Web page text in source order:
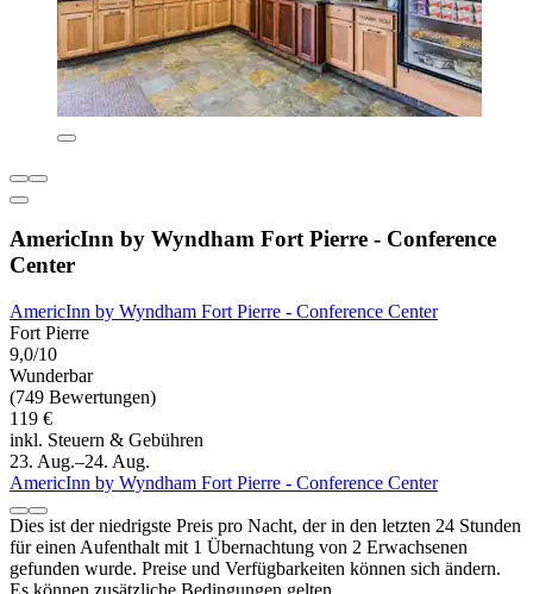
AmericInn by Wyndham Fort Pierre - Conference
Center
AmericInn by Wyndham Fort Pierre - Conference Center
Fort Pierre
9,0/10
Wunderbar
(749 Bewertungen)
119 €
inkl. Steuern & Gebühren
23. Aug.–24. Aug.
AmericInn by Wyndham Fort Pierre - Conference Center
Dies ist der niedrigste Preis pro Nacht, der in den letzten 24 Stunden
für einen Aufenthalt mit 1 Übernachtung von 2 Erwachsenen
gefunden wurde. Preise und Verfügbarkeiten können sich ändern.